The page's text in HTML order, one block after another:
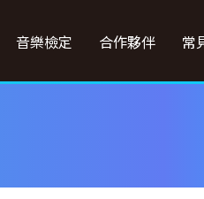
音樂檢定 合作夥伴 常